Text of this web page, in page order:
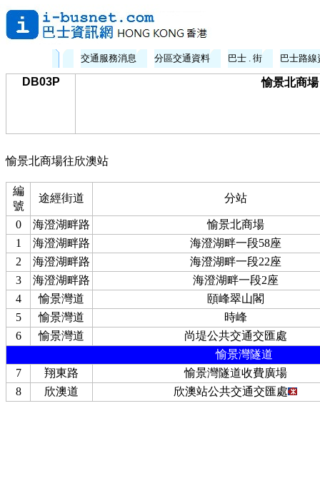
交通服務消息 分區交通資料 巴士 . 街 巴士路線
DB03P 愉景北商
愉景北商場往欣澳站
編
號
途經街道 分站
0 海澄湖畔路
愉景北商場
1
海澄湖畔路
海澄湖畔一段58座
2
海澄湖畔路
海澄湖畔一段22座
3
海澄湖畔路
海澄湖畔一段2座
4
愉景灣道
頤峰翠山閣
5
愉景灣道
時峰
6
愉景灣道
尚堤公共交通交匯處
愉景灣隧道
7
翔東路
愉景灣隧道收費廣場
8
欣澳道 欣澳站公共交通交匯處